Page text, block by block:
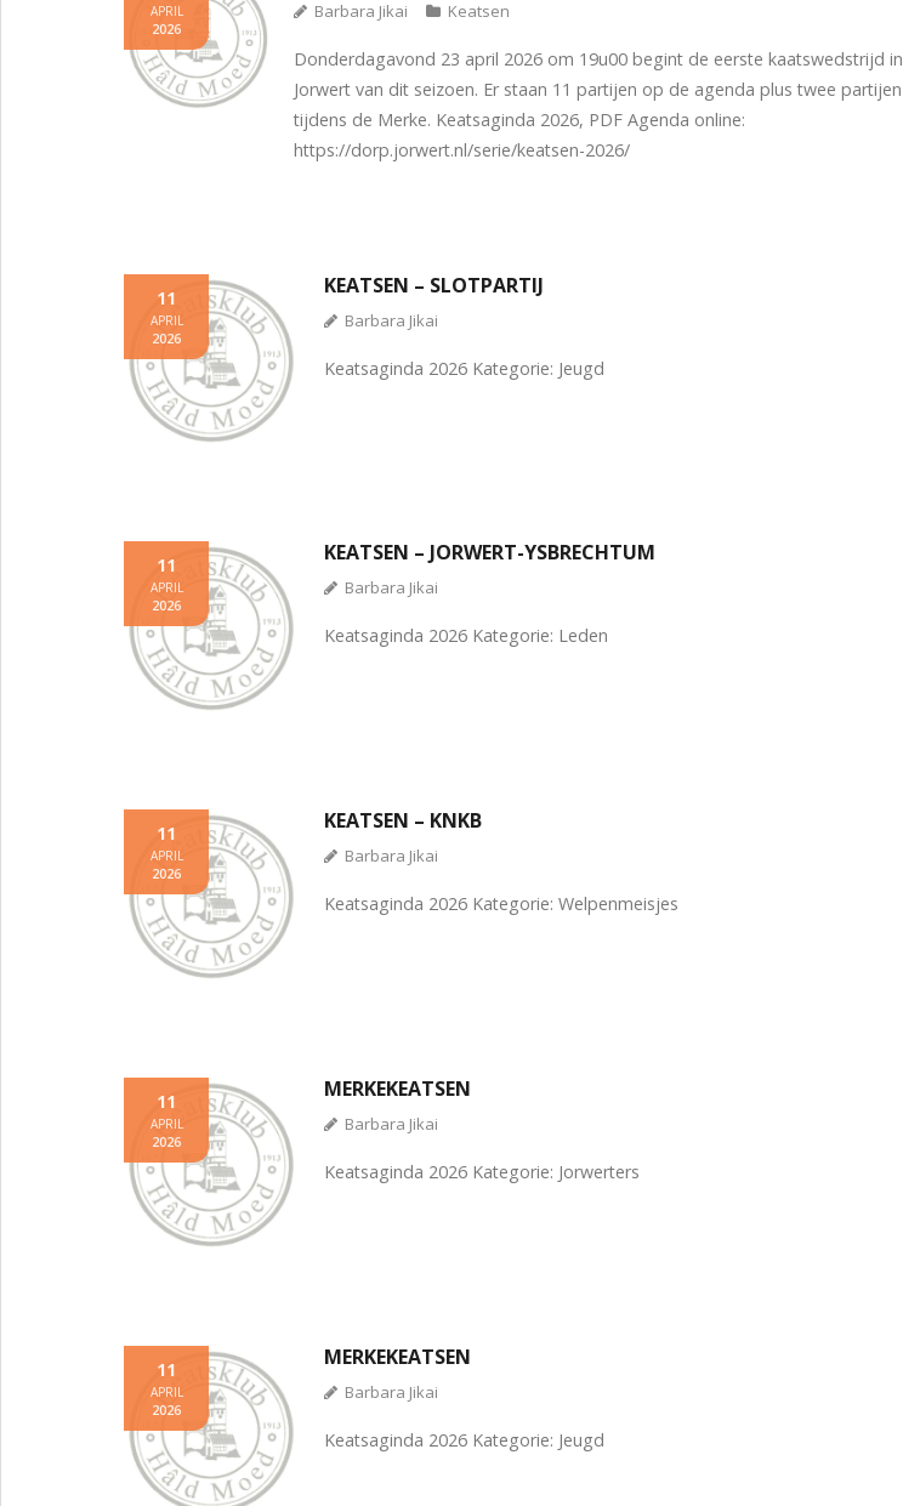
APRIL
2026
Barbara Jikai Keatsen
Donderdagavond 23 april 2026 om 19u00 begint de eerste kaatswedstrijd in
Jorwert van dit seizoen. Er staan 11 partijen op de agenda plus twee partijen
tijdens de Merke. Keatsaginda 2026, PDF Agenda online:
https://dorp.jorwert.nl/serie/keatsen-2026/
KEATSEN – SLOTPARTIJ
11
APRIL
2026
Barbara Jikai
Keatsaginda 2026 Kategorie: Jeugd
KEATSEN – JORWERT-YSBRECHTUM
11
APRIL
2026
Barbara Jikai
Keatsaginda 2026 Kategorie: Leden
KEATSEN – KNKB
11
APRIL
2026
Barbara Jikai
Keatsaginda 2026 Kategorie: Welpenmeisjes
MERKEKEATSEN
11
APRIL
2026
Barbara Jikai
Keatsaginda 2026 Kategorie: Jorwerters
MERKEKEATSEN
11
APRIL
2026
Barbara Jikai
Keatsaginda 2026 Kategorie: Jeugd